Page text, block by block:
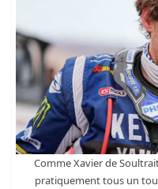
Comme Xavier de
pratiquement tous un